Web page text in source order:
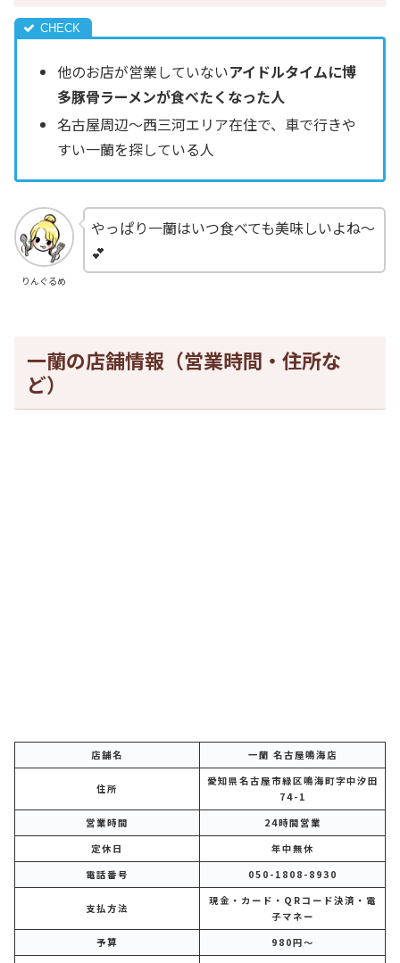
他のお店が営業していないアイドルタイムに博
多豚骨ラーメンが食べたくなった人
名古屋周辺～西三河エリア在住で、車で行きや
すい一蘭を探している人
りんぐるめ
やっぱり一蘭はいつ食べても美味しいよね～
💕
一蘭の店舗情報（営業時間・住所な
ど）
店舗名 一蘭 名古屋鳴海店
住所
愛知県名古屋市緑区鳴海町字中汐田
74-1
営業時間
24時間営業
定休日
年中無休
電話番号
050-1808-8930
支払方法
現金・カード・QRコード決済・電
子マネー
予算
980円～